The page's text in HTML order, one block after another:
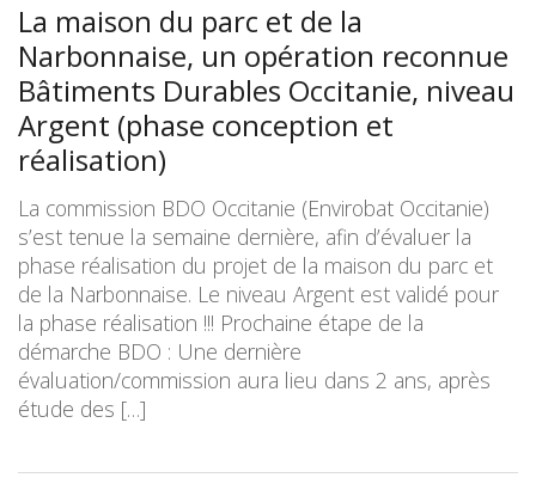
La maison du parc et de la
Narbonnaise, un opération reconnue
Bâtiments Durables Occitanie, niveau
Argent (phase conception et
réalisation)
La commission BDO Occitanie (Envirobat Occitanie)
s’est tenue la semaine dernière, afin d’évaluer la
phase réalisation du projet de la maison du parc et
de la Narbonnaise. Le niveau Argent est validé pour
la phase réalisation !!! Prochaine étape de la
démarche BDO : Une dernière
évaluation/commission aura lieu dans 2 ans, après
étude des […]